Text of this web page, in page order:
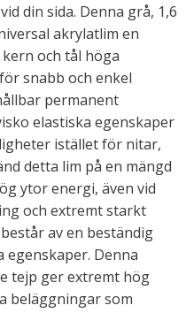
din sida. Denna grå, 1,6
akrylatlim en
och tål höga
snabb och enkel
permanent
elastiska egenskaper
istället för nitar,
detta lim på en mängd
ytor energi, även vid
och extremt starkt
av en beständig
egenskaper. Denna
tejp ger extremt hög
beläggningar som